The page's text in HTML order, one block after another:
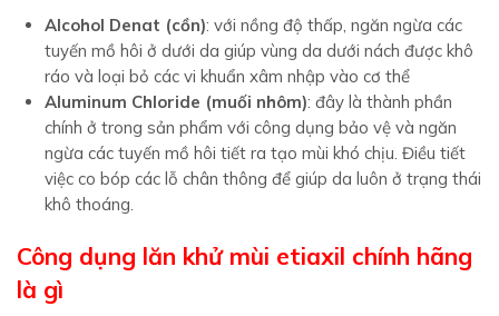
Alcohol Denat (cồn): với nồng độ thấp, ngăn ngừa các
tuyến mồ hôi ở dưới da giúp vùng da dưới nách được khô
ráo và loại bỏ các vi khuẩn xâm nhập vào cơ thể
Aluminum Chloride (muối nhôm): đây là thành phần
chính ở trong sản phẩm với công dụng bảo vệ và ngăn
ngừa các tuyến mồ hôi tiết ra tạo mùi khó chịu. Điều tiết
việc co bóp các lỗ chân thông để giúp da luôn ở trạng thái
khô thoáng.
Công dụng lăn khử mùi etiaxil chính hãng
là gì